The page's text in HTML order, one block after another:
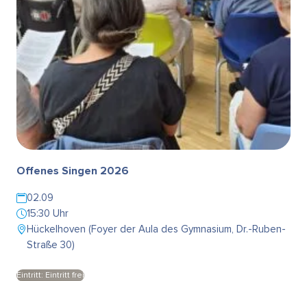
Offenes Singen 2026
02.09
15:30 Uhr
Hückelhoven (Foyer der Aula des Gymnasium, Dr.-Ruben-
Straße 30)
Eintritt: Eintritt frei